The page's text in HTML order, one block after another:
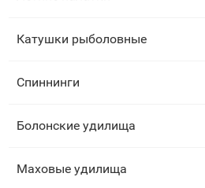
Катушки рыболовные
Спиннинги
Болонские удилища
Маховые удилища